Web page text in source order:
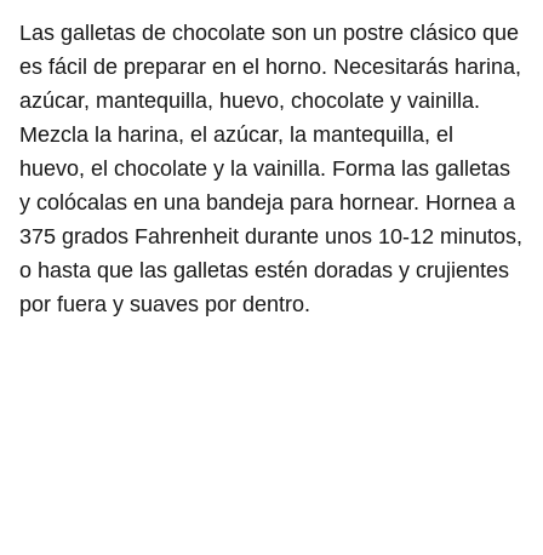
Las galletas de chocolate son un postre clásico que
es fácil de preparar en el horno. Necesitarás harina,
azúcar, mantequilla, huevo, chocolate y vainilla.
Mezcla la harina, el azúcar, la mantequilla, el
huevo, el chocolate y la vainilla. Forma las galletas
y colócalas en una bandeja para hornear. Hornea a
375 grados Fahrenheit durante unos 10-12 minutos,
o hasta que las galletas estén doradas y crujientes
por fuera y suaves por dentro.